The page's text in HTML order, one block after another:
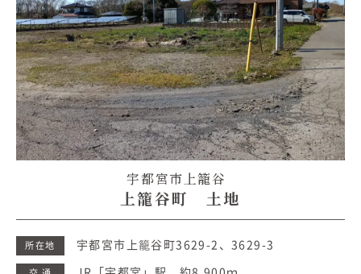
宇都宮市上籠谷
上籠谷町 土地
所在地 宇都宮市上籠谷町3629-2、3629-3